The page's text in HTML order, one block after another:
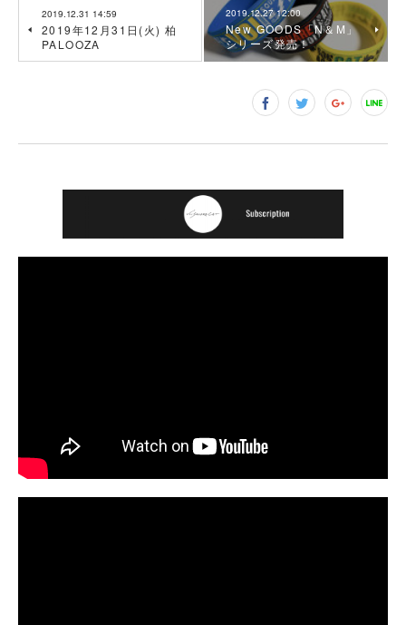
2019.12.31 14:59
2019年12月31日(火) 柏
PALOOZA
2019.12.27 12:00
New GOODS「N＆M」
シリーズ発売！